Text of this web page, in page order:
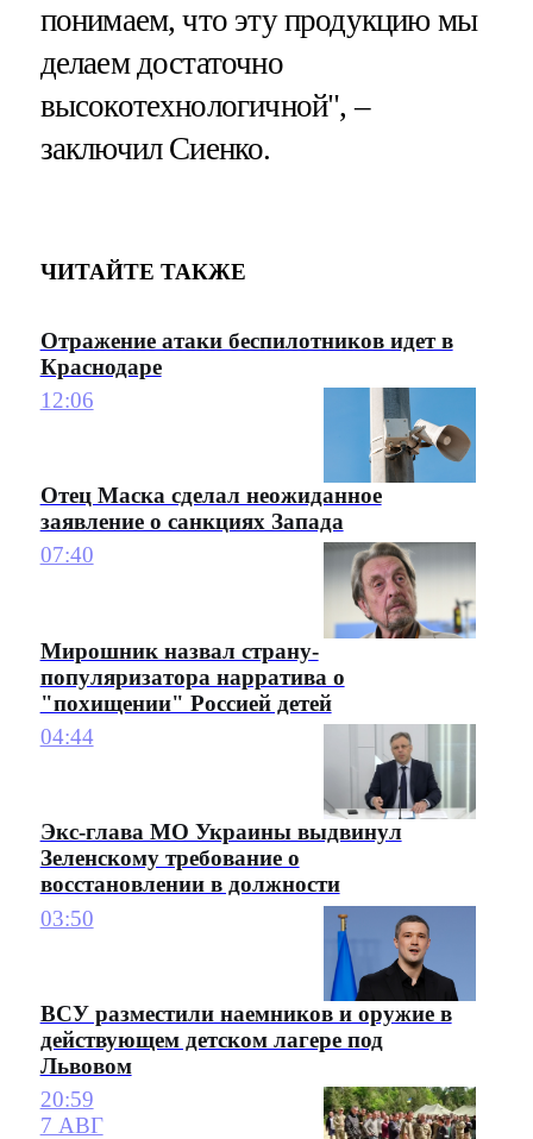
понимаем, что эту продукцию мы
делаем достаточно
высокотехнологичной", –
заключил Сиенко.
ЧИТАЙТЕ ТАКЖЕ
Отражение атаки беспилотников идет в
Краснодаре
12:06
Отец Маска сделал неожиданное
заявление о санкциях Запада
07:40
Мирошник назвал страну-
популяризатора нарратива о
"похищении" Россией детей
04:44
Экс-глава МО Украины выдвинул
Зеленскому требование о
восстановлении в должности
03:50
ВСУ разместили наемников и оружие в
действующем детском лагере под
Львовом
20:59
7 АВГ